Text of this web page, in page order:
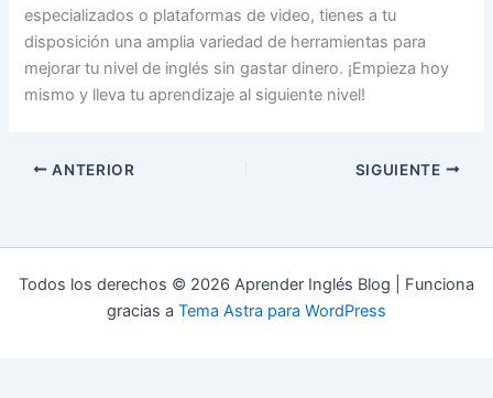
especializados o plataformas de video, tienes a tu
disposición una amplia variedad de herramientas para
mejorar tu nivel de inglés sin gastar dinero. ¡Empieza hoy
mismo y lleva tu aprendizaje al siguiente nivel!
ANTERIOR SIGUIENTE
Todos los derechos © 2026 Aprender Inglés Blog | Funciona
gracias a Tema Astra para WordPress